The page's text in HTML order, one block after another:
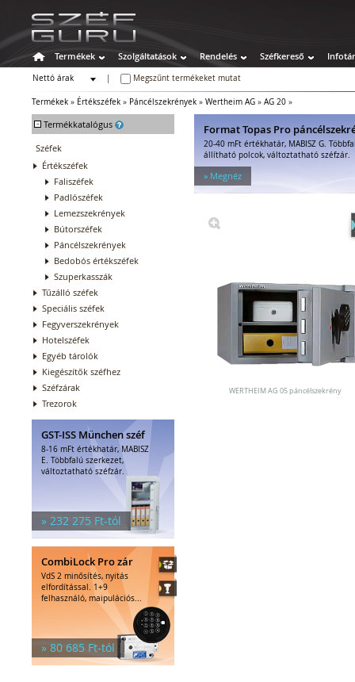
Termékek Szolgáltatások Rendelés Széfkereső Infotár
Nettó árak
Megszűnt termékeket mutat
Termékek » Értékszéfek » Páncélszekrények » Wertheim AG » AG 20 »
- Termékkatalógus
Széfek
Értékszéfek
Faliszéfek
Padlószéfek
Lemezszekrények
Bútorszéfek
Páncélszekrények
Bedobós értékszéfek
Szuperkasszák
Tűzálló széfek
Speciális széfek
Fegyverszekrények
Hotelszéfek
Egyéb tárolók
Kiegészítők széfhez
Széfzárak
Trezorok
GST-ISS München széf
8-16 mFt értékhatár, MABISZ
E. Többfalú szerkezet,
változtatható széfzár.
» 232 275 Ft-tól
CombiLock Pro zár
VdS 2 minősítés, nyitás
elfordítással. 1+9
felhasználó, maipulációs...
» 80 685 Ft-tól
Format Topas Pro
20-40 mFt értékhatár, MABISZ G.
állítható polcok, változtatható széfzár.
» Megnéz
WERTHEIM AG 05 páncélszekrény